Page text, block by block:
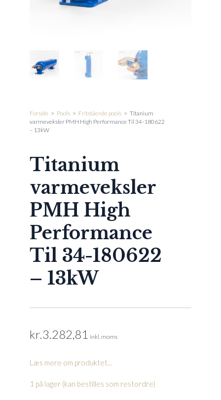
Forside > Pools > Fritstående pools > Titanium
varmeveksler PMH High Performance Til 34-180622
– 13kW
Titanium
varmeveksler
PMH High
Performance
Til 34-180622
– 13kW
kr. 3.282,81 inkl. moms
Læs mere om produktet...
1 på lager (kan bestilles som restordre)